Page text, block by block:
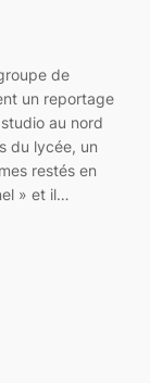
de
un reportage
au nord
du lycée, un
restés en
» et il…